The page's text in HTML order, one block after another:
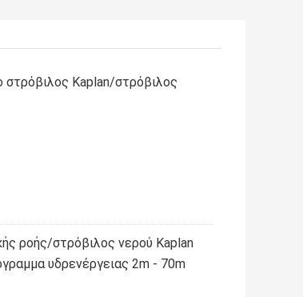
Kaplan/στρόβιλος
ροής/στρόβιλος νερού Kaplan
υδρενέργειας 2m - 70m